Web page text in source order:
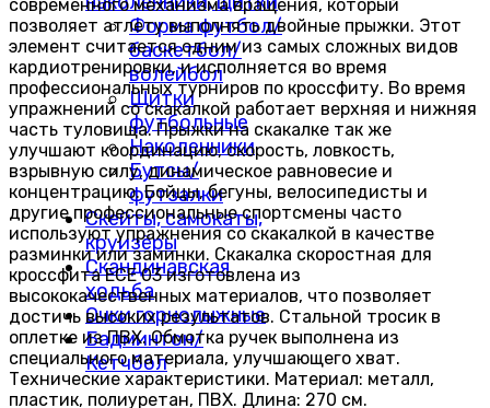
Форма футбол/
баскетбол/
волейбол
Щитки
футбольные
Наколенники
Бутсы/
футзалки
Скейты, самокаты,
круизёры
Скандинавская
ходьба
Очки горнолыжные
Бадминтон/
Кетчбол
современного механизма вращения, который
позволяет атлету выполнять двойные прыжки. Этот
элемент считается одним из самых сложных видов
кардиотренировки, и исполняется во время
профессиональных турниров по кроссфиту. Во время
упражнений со скакалкой работает верхняя и нижняя
часть туловища. Прыжки на скакалке так же
улучшают координацию, скорость, ловкость,
взрывную силу, динамическое равновесие и
концентрацию. Бойцы, бегуны, велосипедисты и
другие профессиональные спортсмены часто
используют упражнения со скакалкой в качестве
разминки или заминки. Скакалка скоростная для
кроссфита ЕСЕ 03 изготовлена из
высококачественных материалов, что позволяет
достичь высоких результатов. Стальной тросик в
оплетке из ПВХ. Обмотка ручек выполнена из
специального материала, улучшающего хват.
Технические характеристики. Материал: металл,
пластик, полиуретан, ПВХ. Длина: 270 см.